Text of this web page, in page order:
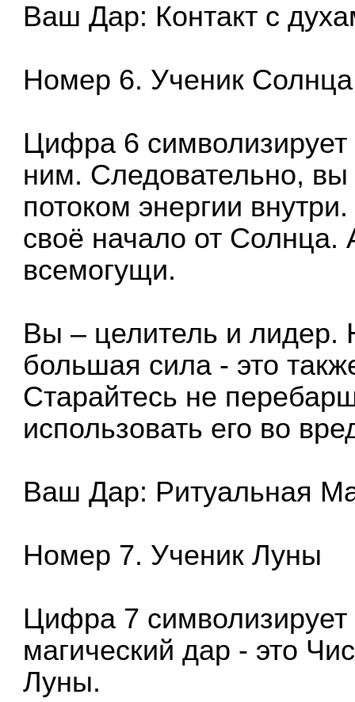
Ваш Дар: Контакт с
Номер 6. Ученик Солнца
Цифра 6 символизирует
ним. Следовательно,
потоком энергии
своё начало от Солнца.
всемогущи.
Вы – целитель и лидер.
большая сила - это
Старайтесь не
использовать его во
Ваш Дар: Ритуальная
Номер 7. Ученик Луны
Цифра 7
магический дар - это
Луны.